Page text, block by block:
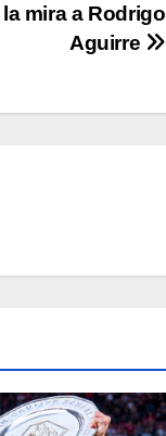
mira a Rodrigo
Aguirre